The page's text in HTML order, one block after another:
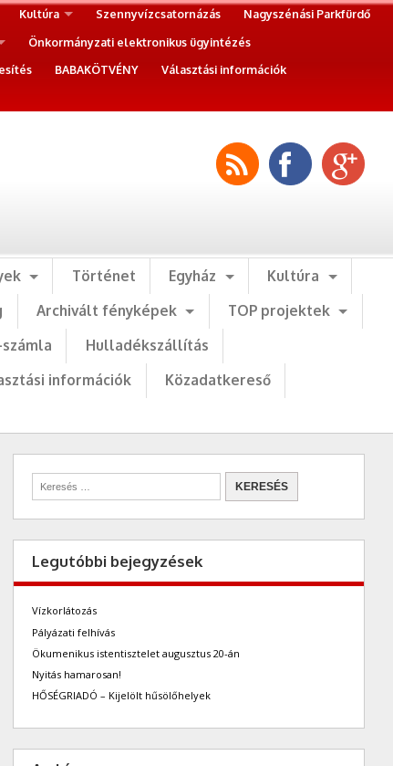
Kultúra Szennyvízcsatornázás
Nagyszénási Parkfürdő
Önkormányzati elektronikus ügyintézés
BABAKÖTVÉNY
Választási információk
Történet Egyház
Kultúra
Archivált fényképek
TOP projektek
Hulladékszállítás
információk
Közadatkereső
Legutóbbi bejegyzések
Vízkorlátozás
Pályázati felhívás
Ökumenikus istentisztelet augusztus 20-án
Nyitás hamarosan!
HŐSÉGRIADÓ – Kijelölt hűsölőhelyek